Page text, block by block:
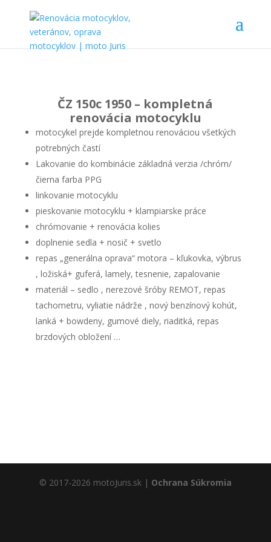
ČZ 150c 1950 – kompletná
renovácia motocyklu
motocykel prejde kompletnou renováciou všetkých
potrebných častí
Lakovanie do kombinácie základná verzia /chróm/
čierna farba PPG
linkovanie motocyklu
pieskovanie motocyklu + klampiarske práce
chrómovanie + renovácia kolies
doplnenie sedla + nosič + svetlo
repas „generálna oprava“ motora – kľukovka, výbrus
, ložiská+ guferá, lamely, tesnenie, zapalovanie
materiál – sedlo , nerezové šróby REMOT, repas
tachometru, vyliatie nádrže , nový benzínový kohút,
lanká + bowdeny, gumové diely, riaditká, repas
brzdových obložení …
© 2017-2026 motoJuris.sk | Ochrana Súkromia
pre
webovej